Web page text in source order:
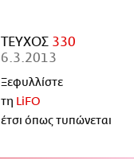
ΤΕΥΧΟΣ 330
6.3.2013
Ξεφυλλίστε
τη LiFO
έτσι όπως τυπώνεται